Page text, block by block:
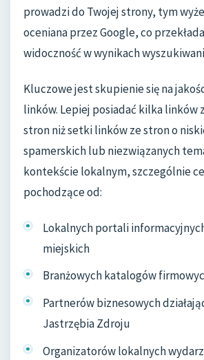
prowadzi do Twojej strony, tym
oceniana przez Google, co
widoczność w wynikach
Kluczowe jest skupienie się na
linków. Lepiej posiadać kilka linków
stron niż setki linków ze stron o
spamerskich lub niezwiązanych
kontekście lokalnym, szczególnie
pochodzące od:
Lokalnych portali
miejskich
Branżowych katalogów
Partnerów biznesowych
Jastrzębia Zdroju
Organizatorów lokalnych